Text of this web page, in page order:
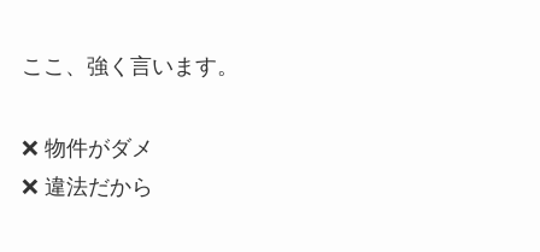
ここ、強く言います。
❌ 物件がダメ
❌ 違法だから